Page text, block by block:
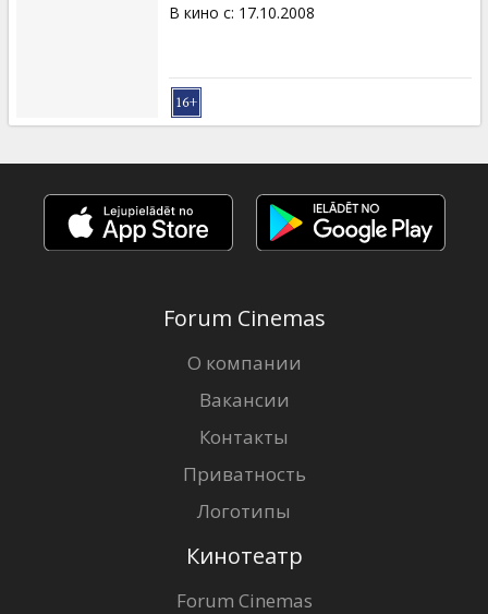
В кино с: 17.10.2008
Forum Cinemas
О компании
Вакансии
Контакты
Приватность
Логотипы
Кинотеатр
Forum Cinemas